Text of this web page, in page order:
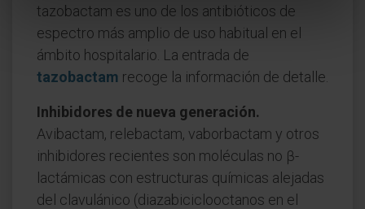
tazobactam es uno de los antibióticos de
espectro más amplio de uso habitual en el
ámbito hospitalario. La entrada de
tazobactam recoge la información de detalle.
Inhibidores de nueva generación.
Avibactam, relebactam, vaborbactam y otros
inhibidores recientes son moléculas no β-
lactámicas con estructuras químicas alejadas
del clavulánico (diazabiciclooctanos en el